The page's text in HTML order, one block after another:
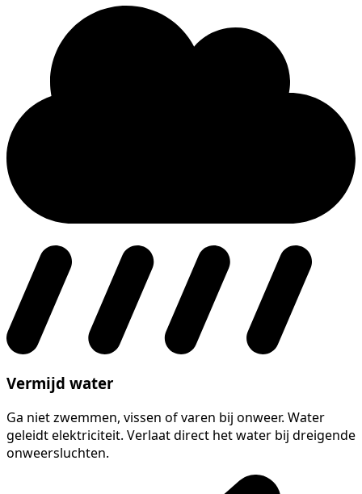
Vermijd water
Ga niet zwemmen, vissen of varen bij onweer. Water
geleidt elektriciteit. Verlaat direct het water bij dreigende
onweersluchten.